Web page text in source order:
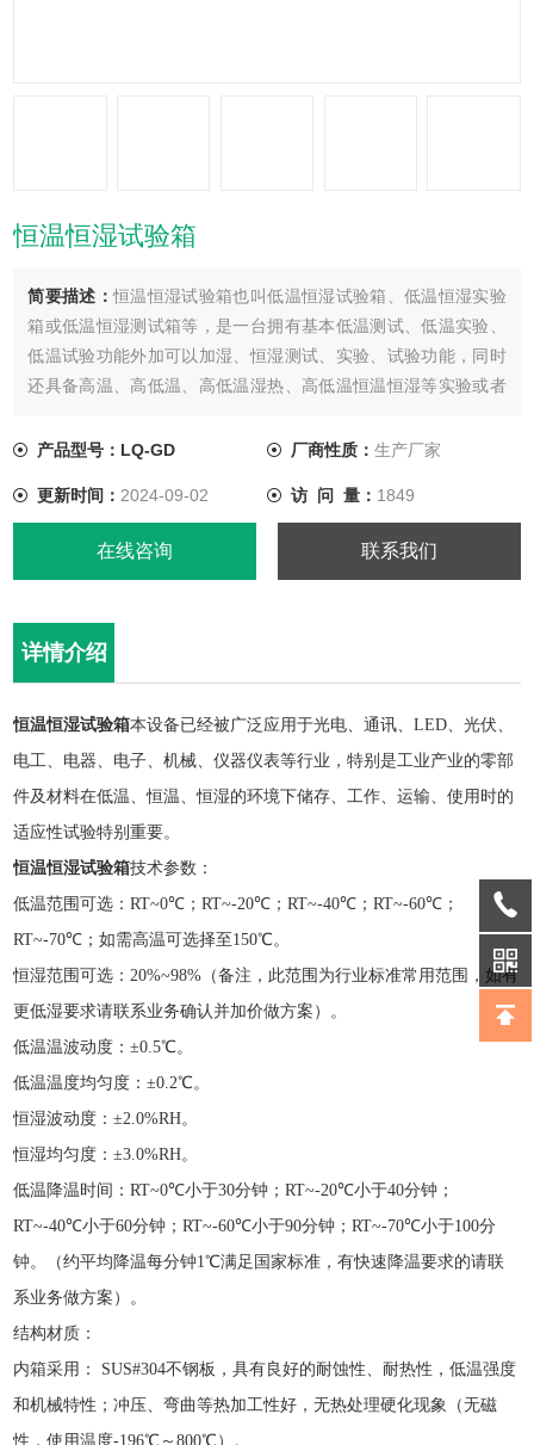
恒温恒湿试验箱
简要描述：恒温恒湿试验箱也叫低温恒湿试验箱、低温恒湿实验
箱或低温恒湿测试箱等，是一台拥有基本低温测试、低温实验、
低温试验功能外加可以加湿、恒湿测试、实验、试验功能，同时
还具备高温、高低温、高低温湿热、高低温恒温恒湿等实验或者
产品型号：LQ-GD
厂商性质： 生产厂家
更新时间： 2024-09-02 访 问 量： 1849
在线咨询 联系我们
详情介绍
恒温恒湿试验箱本设备已经被广泛应用于光电、通讯、LED、光伏、
电工、电器、电子、机械、仪器仪表等行业，特别是工业产业的零部
件及材料在低温、恒温、恒湿的环境下储存、工作、运输、使用时的
适应性试验特别重要。
恒温恒湿试验箱技术参数：
低温范围可选：RT~0℃；RT~-20℃；RT~-40℃；RT~-60℃；
RT~-70℃；如需高温可选择至150℃。
恒湿范围可选：20%~98%（备注，此范围为行业标准常用范围，如有
更低湿要求请联系业务确认并加价做方案）。
低温温波动度：±0.5℃。
低温温度均匀度：±0.2℃。
恒湿波动度：±2.0%RH。
恒湿均匀度：±3.0%RH。
低温降温时间：RT~0℃小于30分钟；RT~-20℃小于40分钟；
RT~-40℃小于60分钟；RT~-60℃小于90分钟；RT~-70℃小于100分
钟。（约平均降温每分钟1℃满足国家标准，有快速降温要求的请联
系业务做方案）。
结构材质：
内箱采用：
SUS#304不钢板，具有良好的耐蚀性、耐热性，低温强度
和机械特性；冲压、弯曲等热加工性好，无热处理硬化现象（无磁
性，使用温度-196℃～800℃）。